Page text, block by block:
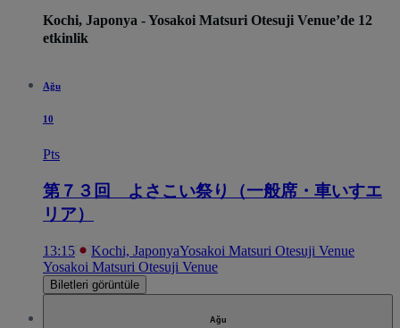
Kochi, Japonya - Yosakoi Matsuri Otesuji Venue’de 12
etkinlik
Ağu
10
Pts
第７３回 よさこい祭り（一般席・車いすエ
リア）
13:15 Kochi, JaponyaYosakoi Matsuri Otesuji Venue
Yosakoi Matsuri Otesuji Venue
Biletleri görüntüle
Ağu